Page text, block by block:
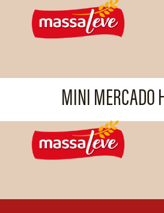
MINI MERCADO